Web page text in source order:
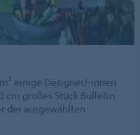
einige Designer/-innen
cm großes Stück Bulletin
der ausgewählten